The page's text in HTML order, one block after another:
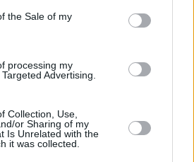
de nuevo en este sitio web o
de privacidad.
the Sale of my
processing my
Advertising.
Collection, Use,
or Sharing of my
Is Unrelated with the
it was collected.